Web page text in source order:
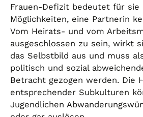
Frauen-Defizit bedeutet für sie
Möglichkeiten, eine Partnerin
Vom Heirats- und vom
ausgeschlossen zu sein, wirkt
das Selbstbild aus und muss
politisch und sozial
Betracht gezogen werden. Die
entsprechender Subkulturen
Jugendlichen